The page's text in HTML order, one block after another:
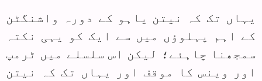
یہاں تک کہ نیتن یاہو کے دورہ واشنگٹن
کے اہم پہلوؤں میں سے ایک کو یہی نکتہ
سمجھنا چاہئے؛ لیکن اس سلسلے میں ٹرمپ
اور وینس کا موقف اور یہاں تک کہ نیتن